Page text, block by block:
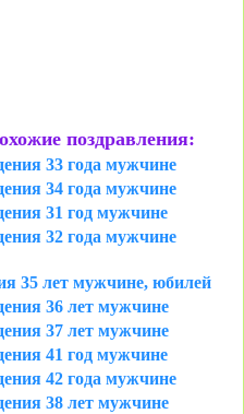
поздравления:
33 года мужчине
34 года мужчине
31 год мужчине
32 года мужчине
35 лет мужчине, юбилей
36 лет мужчине
37 лет мужчине
41 год мужчине
42 года мужчине
38 лет мужчине